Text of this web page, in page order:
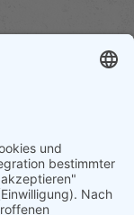
in der
noch